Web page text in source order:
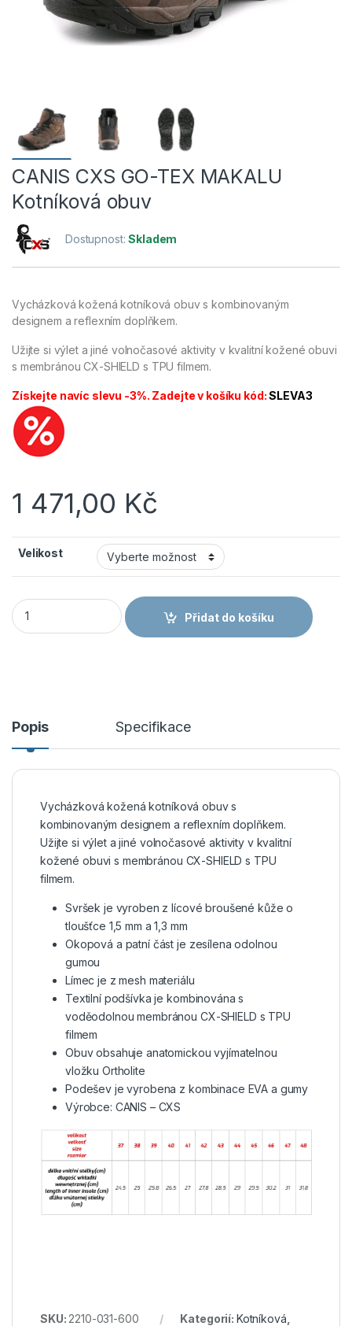
CANIS CXS GO-TEX MAKALU
Kotníková obuv
Dostupnost:Skladem
Vycházková kožená kotníková obuv s kombinovaným
designem a reflexním doplňkem.
Užijte si výlet a jiné volnočasové aktivity v kvalitní kožené obuvi
s membránou CX-SHIELD s TPU filmem.
Získejte navíc slevu -3%. Zadejte v košíku kód:SLEVA3
1 471,00 Kč
Velikost
CANIS CXS GO-TEX MAKALU Kotníková obuv množství
Přidat do košíku
Popis Specifikace
Vycházková kožená kotníková obuv s
kombinovaným designem a reflexním doplňkem.
Užijte si výlet a jiné volnočasové aktivity v kvalitní
kožené obuvi s membránou CX-SHIELD s TPU
filmem.
Svršek je vyroben z lícové broušené kůže o
tloušťce 1,5 mm a 1,3 mm
Okopová a patní část je zesílena odolnou
gumou
Límec je z mesh materiálu
Textilní podšívka je kombinována s
voděodolnou membránou CX-SHIELD s TPU
filmem
Obuv obsahuje anatomickou vyjímatelnou
vložku Ortholite
Podešev je vyrobena z kombinace EVA a gumy
Výrobce: CANIS – CXS
SKU: 2210-031-600 Kategorií: Kotníková